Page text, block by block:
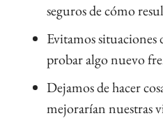
seguros de cómo
Evitamos
probar algo nuevo
Dejamos de hacer
mejorarían nuestras